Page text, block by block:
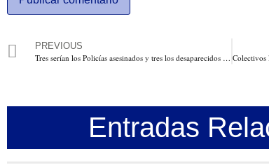
PREVIOUS
Tres serían los Policías asesinados y tres los desaparecidos en una emboscada terrorista contra una patrulla en el Cauca
Entradas